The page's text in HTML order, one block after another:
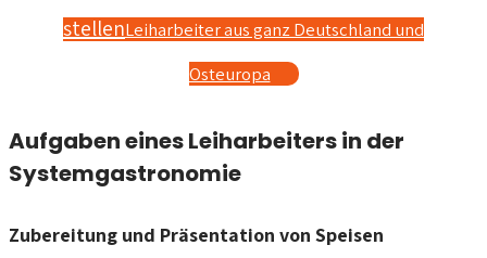
stellenLeiharbeiter aus ganz Deutschland und
Osteuropa
Aufgaben eines Leiharbeiters in der
Systemgastronomie
Zubereitung und Präsentation von Speisen